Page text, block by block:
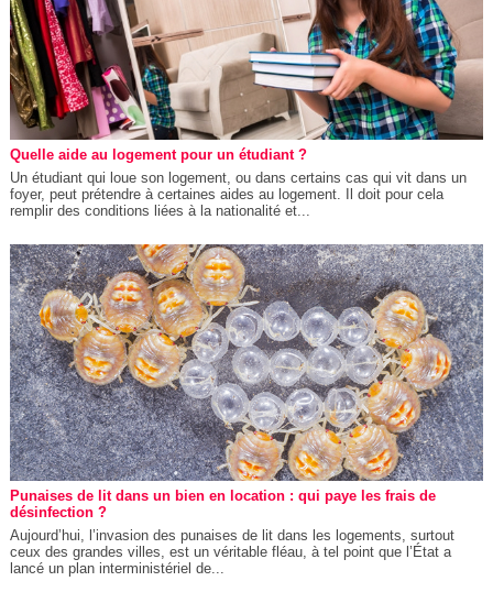
Quelle aide au logement pour un étudiant ?
Un étudiant qui loue son logement, ou dans certains cas qui vit dans un
foyer, peut prétendre à certaines aides au logement. Il doit pour cela
remplir des conditions liées à la nationalité et...
Punaises de lit dans un bien en location : qui paye les frais de
désinfection ?
Aujourd’hui, l’invasion des punaises de lit dans les logements, surtout
ceux des grandes villes, est un véritable fléau, à tel point que l’État a
lancé un plan interministériel de...